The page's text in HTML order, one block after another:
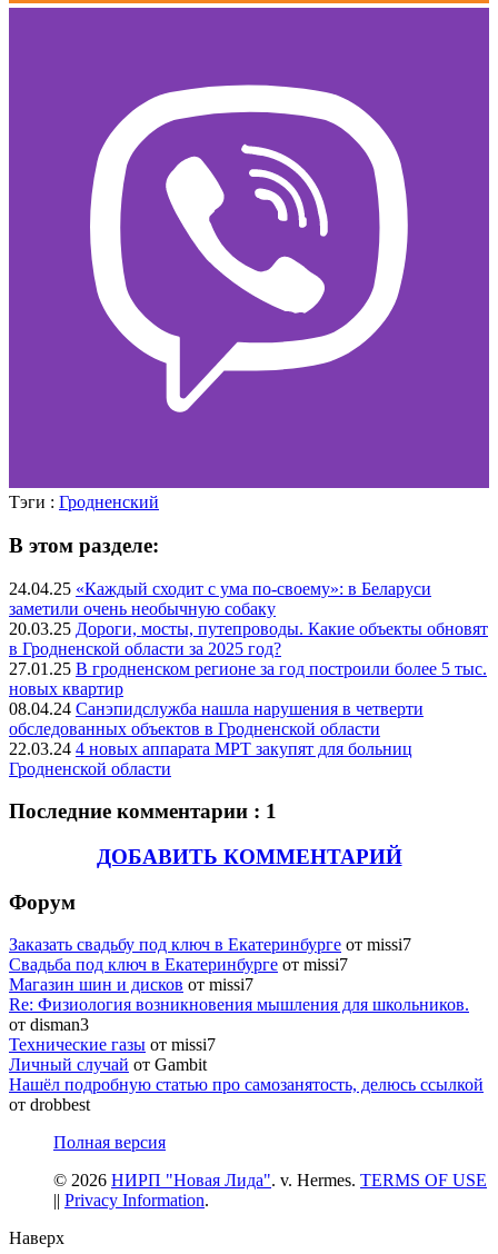
Тэги : Гродненский
В этом разделе:
24.04.25 «Каждый сходит с ума по-своему»: в Беларуси
заметили очень необычную собаку
20.03.25 Дороги, мосты, путепроводы. Какие объекты обновят
в Гродненской области за 2025 год?
27.01.25 В гродненском регионе за год построили более 5 тыс.
новых квартир
08.04.24 Санэпидслужба нашла нарушения в четверти
обследованных объектов в Гродненской области
22.03.24 4 новых аппарата МРТ закупят для больниц
Гродненской области
Последние комментарии : 1
ДОБАВИТЬ КОММЕНТАРИЙ
Форум
Заказать свадьбу под ключ в Екатеринбурге от missi7
Cвадьба под ключ в Екатеринбурге от missi7
Магазин шин и дисков от missi7
Re: Физиология возникновения мышления для школьников.
от disman3
Технические газы от missi7
Личный случай от Gambit
Нашёл подробную статью про самозанятость, делюсь ссылкой
от drobbest
Полная версия
© 2026 НИРП "Новая Лида". v. Hermes. TERMS OF USE
Privacy Information.
Наверх